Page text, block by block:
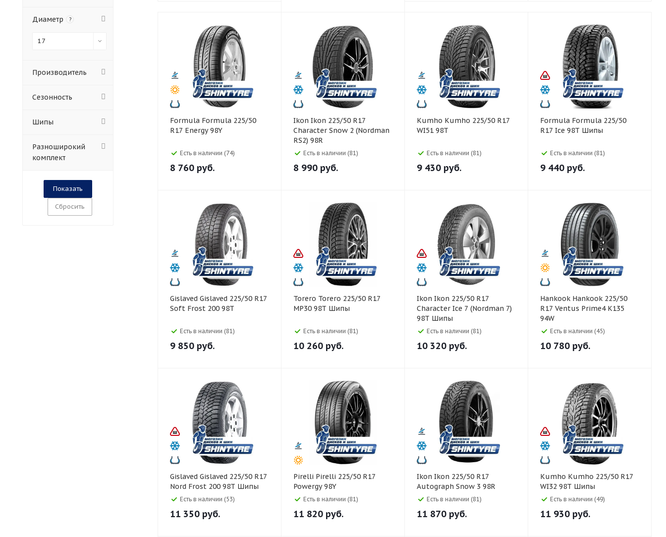
Formula Formula 225/50
R17 Energy 98Y
Есть в наличии (74)
8 760 руб.
Ikon Ikon 225/50 R17
Character Snow 2 (Nordman
RS2) 98R
Есть в наличии (81)
8 990 руб.
Kumho Kumho 225/50 R17
WI51 98T
Есть в наличии (81)
9 430 руб.
Formula Formula 225/50
R17 Ice 98T Шипы
Есть в наличии (81)
9 440 руб.
Gislaved Gislaved 225/50 R17
Soft Frost 200 98T
Есть в наличии (81)
9 850 руб.
Torero Torero 225/50 R17
MP30 98T Шипы
Есть в наличии (81)
10 260 руб.
Ikon Ikon 225/50 R17
Character Ice 7 (Nordman 7)
98T Шипы
Есть в наличии (81)
10 320 руб.
Hankook Hankook 225/50
R17 Ventus Prime4 K135
94W
Есть в наличии (45)
10 780 руб.
Gislaved Gislaved 225/50 R17
Nord Frost 200 98T Шипы
Есть в наличии (53)
11 350 руб.
Pirelli Pirelli 225/50 R17
Powergy 98Y
Есть в наличии (81)
11 820 руб.
Ikon Ikon 225/50 R17
Autograph Snow 3 98R
Есть в наличии (81)
11 870 руб.
Kumho Kumho 225/50 R17
WI32 98T Шипы
Есть в наличии (49)
11 930 руб.
Диаметр ?
17
Производитель
Сезонность
Шипы
Разноширокий
комплект
Сбросить